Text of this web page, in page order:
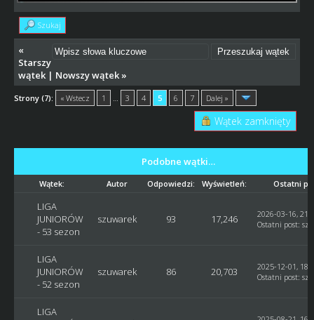
Szukaj
«
Starszy
wątek| Nowszy wątek»
Strony (7): « Wstecz 1 3 4 5 6 7 Dalej »
Wątek zamknięty
Podobne wątki…
Wątek: Autor Odpowiedzi: Wyświetleń: Ostatni
LIGA
JUNIORÓW
- 53 sezon
szuwarek 93 17,246
2026-03-16,
Ostatni post:
LIGA
JUNIORÓW
- 52 sezon
szuwarek 86 20,703
2025-12-01,
Ostatni post:
LIGA